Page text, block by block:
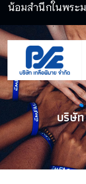
น้อมสำนึกในพร
บริษั